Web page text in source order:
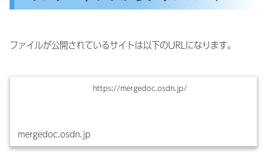
ファイルが公開されているサイトは以下のURLになります。
https://mergedoc.osdn.jp/
mergedoc.osdn.jp